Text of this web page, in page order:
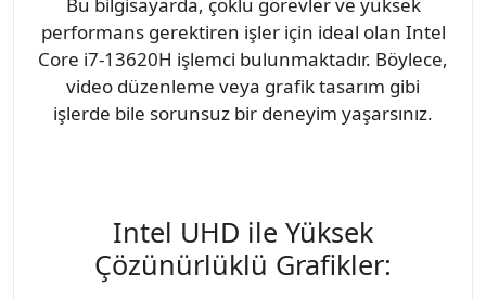
performans gerektiren işler için ideal olan Intel
Core i7-13620H işlemci bulunmaktadır. Böylece,
video düzenleme veya grafik tasarım gibi
işlerde bile sorunsuz bir deneyim yaşarsınız.
Intel UHD ile Yüksek
Çözünürlüklü Grafikler: